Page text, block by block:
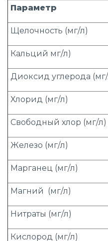
Параметр
Щелочность (мг/л)
Кальций мг/л)
Диоксид углерода
Хлорид (мг/л)
Свободный хлор (мг/л)
Железо (мг/л)
Марганец (мг/л)
Магний (мг/л)
Нитраты (мг/л)
Кислород (мг/л)